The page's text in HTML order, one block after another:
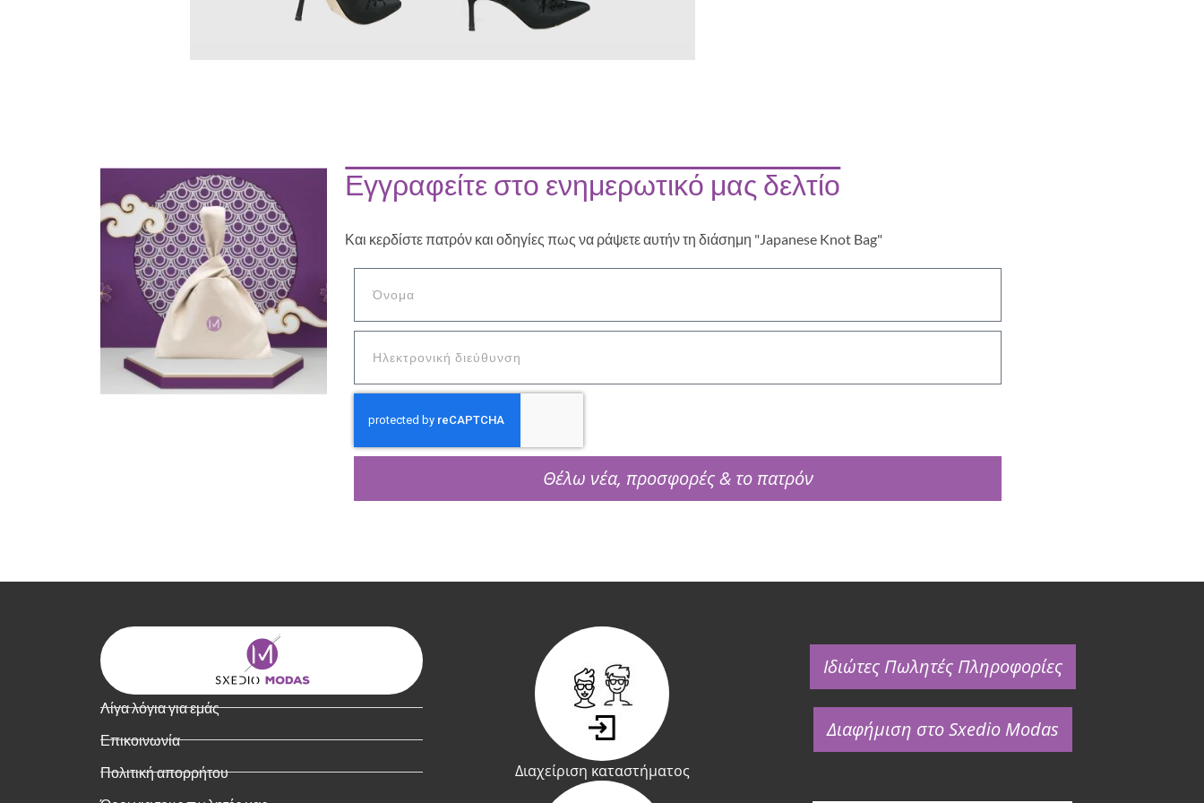
Εγγραφείτε στο ενημερωτικό μας δελτίο
Και κερδίστε πατρόν και οδηγίες πως να ράψετε αυτήν τη διάσημη "Japanese Knot Bag"
Θέλω νέα, προσφορές & το πατρόν
Λίγα λόγια για εμάς
Επικοινωνία
Πολιτική απορρήτου
Διαχείριση καταστήματος
Ιδιώτες Πωλητές Πληροφορίες
Διαφήμιση στο Sxedio Modas